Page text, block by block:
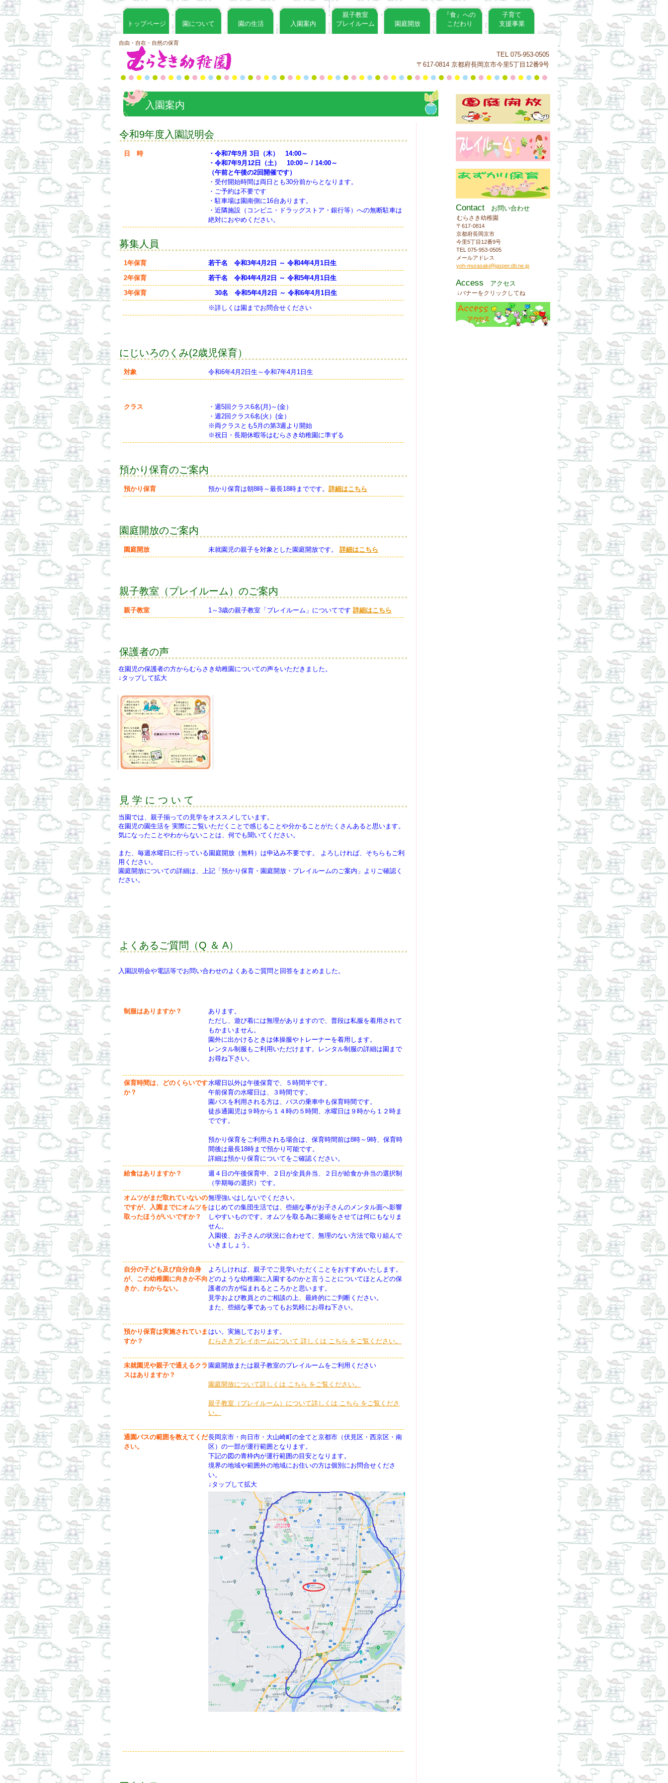
自由・自在・自然の保育
TEL 075-953-0505
〒617-0814 京都府長岡京市今里5丁目12番9号
入園案内
令和9年度入園説明会
日 時
・令和7年9月 3日（木） 14:00～
・令和7年9月12日（土） 10:00～ / 14:00～
（午前と午後の2回開催です）
・受付開始時間は両日とも30分前からとなります。
・ご予約は不要です
・駐車場は園南側に16台あります。
・近隣施設（コンビニ・ドラッグストア・銀行等）への無断駐車は
絶対におやめください。
募集人員
1年保育
若干名 令和3年4月2日 ～ 令和4年4月1日生
2年保育
若干名 令和4年4月2日 ～ 令和5年4月1日生
3年保育
30名 令和5年4月2日 ～ 令和6年4月1日生
※詳しくは園までお問合せください
にじいろのくみ(2歳児保育）
対象 令和6年4月2日生～令和7年4月1日生
クラス
・週5回クラス6名(月)～(金）
・週2回クラス6名(火）(金）
※両クラスとも5月の第3週より開始
※祝日・長期休暇等はむらさき幼稚園に準ずる
預かり保育のご案内
預かり保育 預かり保育は朝8時～最長18時までです。 詳細はこちら
園庭開放のご案内
園庭開放 未就園児の親子を対象とした園庭開放です。 詳細はこちら
親子教室（プレイルーム）のご案内
親子教室 1～3歳の親子教室「プレイルーム」についてです 詳細はこちら
保護者の声
在園児の保護者の方からむらさき幼稚園についての声をいただきました。
↓タップして拡大
見 学 に つ い て
当園では、親子揃っての見学をオススメしています。
在園児の園生活を 実際にご覧いただくことで感じることや分かることがたくさんあると思います。
気になったことやわからないことは、何でも聞いてください。
また、毎週水曜日に行っている園庭開放（無料）は申込み不要です。 よろしければ、そちらもご利
用ください。
園庭開放についての詳細は、上記「預かり保育・園庭開放・プレイルームのご案内」よりご確認く
ださい。
よくあるご質問（Q ＆ A）
入園説明会や電話等でお問い合わせのよくあるご質問と回答をまとめました。
制服はありますか？
あります。
ただし、遊び着には無理がありますので、普段は私服を着用されて
もかまいません。
園外に出かけるときは体操服やトレーナーを着用します。
レンタル制服もご利用いただけます。レンタル制服の詳細は園まで
お尋ね下さい。
保育時間は、どのくらいです
か？
水曜日以外は午後保育で、５時間半です。
午前保育の水曜日は、３時間です。
園バスを利用される方は、バスの乗車中も保育時間です。
徒歩通園児は９時から１４時の５時間、水曜日は９時から１２時ま
でです。
預かり保育をご利用される場合は、保育時間前は8時～9時、保育時
間後は最長18時まで預かり可能です。
詳細は預かり保育についてをご確認ください。
給食はありますか？
週４日の午後保育中、２日が全員弁当、２日が給食か弁当の選択制
（学期毎の選択）です。
オムツがまだ取れていないの
ですが、入園までにオムツを
取ったほうがいいですか？
無理強いはしないでください。
はじめての集団生活では、些細な事がお子さんのメンタル面へ影響
しやすいものです。オムツを取る為に萎縮をさせては何にもなりま
せん。
入園後、お子さんの状況に合わせて、無理のない方法で取り組んで
いきましょう。
自分の子ども及び自分自身
が、この幼稚園に向きか不向
きか、わからない。
よろしければ、親子でご見学いただくことをおすすめいたします。
どのような幼稚園に入園するのかと言うことについてほとんどの保
護者の方が悩まれるところかと思います。
見学および教員とのご相談の上、最終的にご判断ください。
また、些細な事であってもお気軽にお尋ね下さい。
預かり保育は実施されていま
すか？
はい。実施しております。
むらさきプレイホームについて 詳しくは こちら をご覧ください。
未就園児や親子で通えるクラ
スはありますか？
園庭開放または親子教室のプレイルームをご利用ください
園庭開放について詳しくは こちら をご覧ください。
親子教室（プレイルーム）について詳しくは こちら をご覧くださ
い。
通園バスの範囲を教えてくだ
さい。
長岡京市・向日市・大山崎町の全てと京都市（伏見区・西京区・南
区）の一部が運行範囲となります。
下記の図の青枠内が運行範囲の目安となります。
境界の地域や範囲外の地域にお住いの方は個別にお問合せくださ
い。
↓タップして拡大
トップページ 園について 園の生活 入園案内
親子教室
プレイルーム
園庭開放
『食』への
こだわり
子育て
支援事業
Contact お問い合わせ
むらさき幼稚園
〒617-0814
京都府長岡京市
今里5丁目12番9号
TEL 075-953-0505
メールアドレス
yoh-murasaki@jasper.dti.ne.jp
Access アクセス
↓バナーをクリックしてね